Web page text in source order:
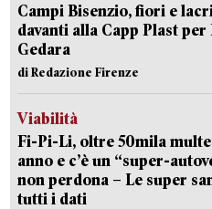
Campi Bisenzio, fiori e
davanti alla Capp Plast per
Gedara
di Redazione Firenze
Viabilità
Fi-Pi-Li, oltre 50mila
anno e c’è un “super-
non perdona – Le super
tutti i dati